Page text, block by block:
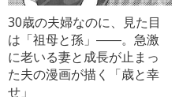
30歳の夫婦なのに、見た目
は「祖母と孫」――。急激
に老いる妻と成長が止まっ
た夫の漫画が描く「歳と幸
せ」